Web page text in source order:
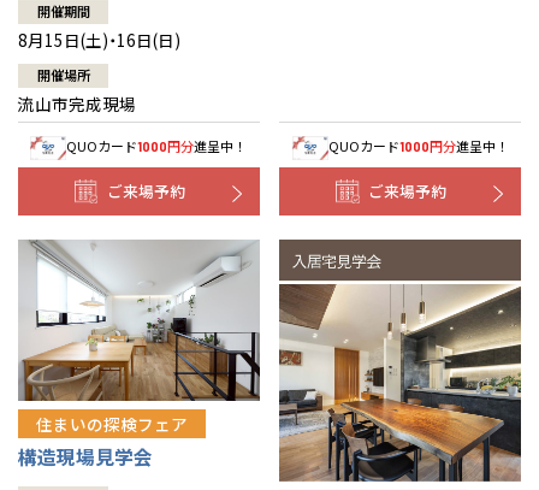
開催期間
8月15日(土)・16日(日)
開催場所
流山市完成現場
QUOカード1000円分進呈中！
ご来場予約
QUOカード1000円分進呈中！
ご来場予約
住まいの探検フェア
構造現場見学会